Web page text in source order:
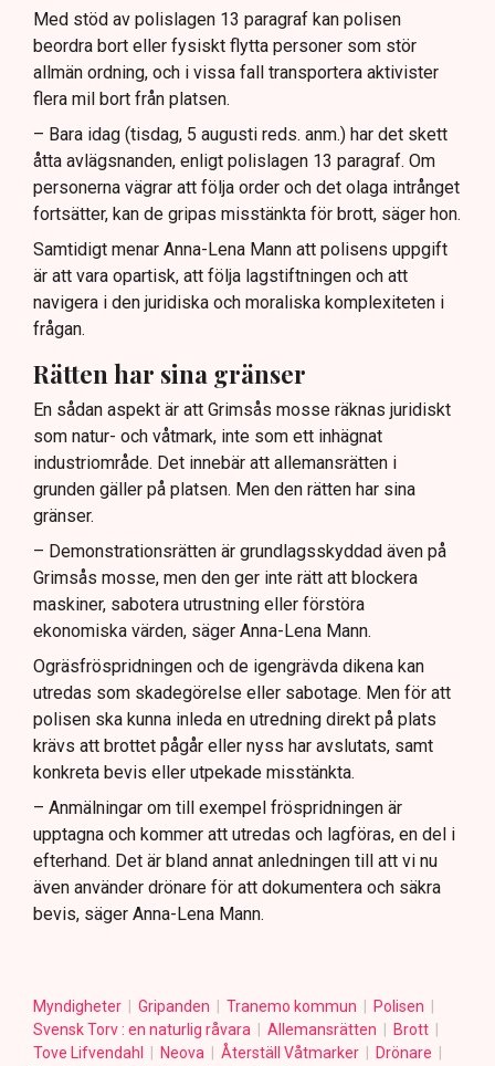
Med stöd av polislagen 13 paragraf kan polisen
beordra bort eller fysiskt flytta personer som stör
allmän ordning, och i vissa fall transportera aktivister
flera mil bort från platsen.
– Bara idag (tisdag, 5 augusti reds. anm.) har det skett
åtta avlägsnanden, enligt polislagen 13 paragraf. Om
personerna vägrar att följa order och det olaga intrånget
fortsätter, kan de gripas misstänkta för brott, säger hon.
Samtidigt menar Anna-Lena Mann att polisens uppgift
är att vara opartisk, att följa lagstiftningen och att
navigera i den juridiska och moraliska komplexiteten i
frågan.
Rätten har sina gränser
En sådan aspekt är att Grimsås mosse räknas juridiskt
som natur- och våtmark, inte som ett inhägnat
industriområde. Det innebär att allemansrätten i
grunden gäller på platsen. Men den rätten har sina
gränser.
– Demonstrationsrätten är grundlagsskyddad även på
Grimsås mosse, men den ger inte rätt att blockera
maskiner, sabotera utrustning eller förstöra
ekonomiska värden, säger Anna-Lena Mann.
Ogräsfröspridningen och de igengrävda dikena kan
utredas som skadegörelse eller sabotage. Men för att
polisen ska kunna inleda en utredning direkt på plats
krävs att brottet pågår eller nyss har avslutats, samt
konkreta bevis eller utpekade misstänkta.
– Anmälningar om till exempel fröspridningen är
upptagna och kommer att utredas och lagföras, en del i
efterhand. Det är bland annat anledningen till att vi nu
även använder drönare för att dokumentera och säkra
bevis, säger Anna-Lena Mann.
Myndigheter Gripanden Tranemo kommun
Polisen
Svensk Torv : en naturlig råvara
Allemansrätten
Brott
Tove Lifvendahl
Neova Återställ Våtmarker
Drönare